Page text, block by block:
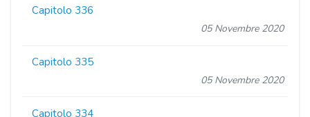
Capitolo 336
05 Novembre 2020
Capitolo 335
05 Novembre 2020
Capitolo 334